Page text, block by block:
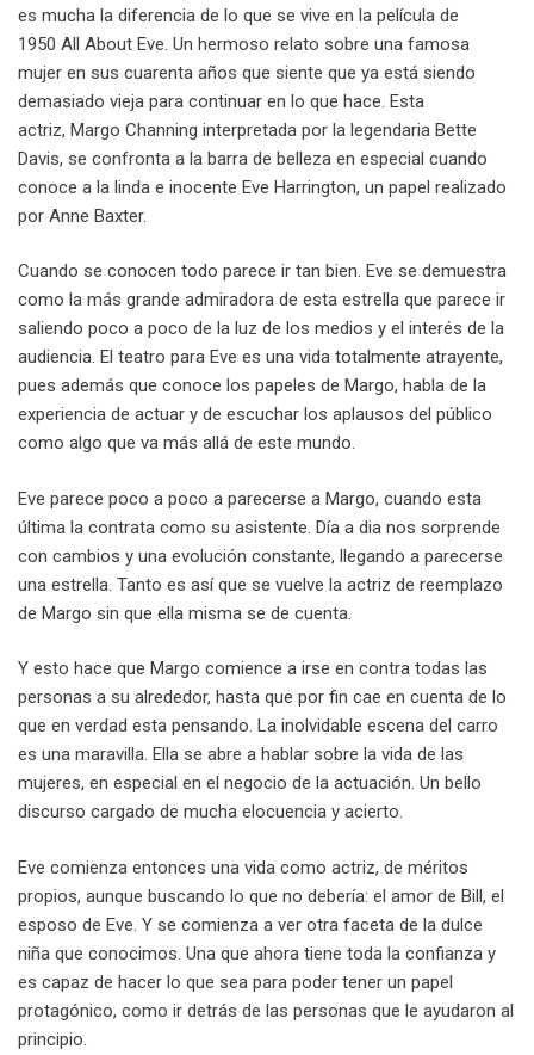
es mucha la diferencia de lo que se vive en la película de
1950 All About Eve. Un hermoso relato sobre una famosa
mujer en sus cuarenta años que siente que ya está siendo
demasiado vieja para continuar en lo que hace. Esta
actriz, Margo Channing interpretada por la legendaria Bette
Davis, se confronta a la barra de belleza en especial cuando
conoce a la linda e inocente Eve Harrington, un papel realizado
por Anne Baxter.
Cuando se conocen todo parece ir tan bien. Eve se demuestra
como la más grande admiradora de esta estrella que parece ir
saliendo poco a poco de la luz de los medios y el interés de la
audiencia. El teatro para Eve es una vida totalmente atrayente,
pues además que conoce los papeles de Margo, habla de la
experiencia de actuar y de escuchar los aplausos del público
como algo que va más allá de este mundo.
Eve parece poco a poco a parecerse a Margo, cuando esta
última la contrata como su asistente. Día a dia nos sorprende
con cambios y una evolución constante, llegando a parecerse
una estrella. Tanto es así que se vuelve la actriz de reemplazo
de Margo sin que ella misma se de cuenta.
Y esto hace que Margo comience a irse en contra todas las
personas a su alrededor, hasta que por fin cae en cuenta de lo
que en verdad esta pensando. La inolvidable escena del carro
es una maravilla. Ella se abre a hablar sobre la vida de las
mujeres, en especial en el negocio de la actuación. Un bello
discurso cargado de mucha elocuencia y acierto.
Eve comienza entonces una vida como actriz, de méritos
propios, aunque buscando lo que no debería: el amor de Bill, el
esposo de Eve. Y se comienza a ver otra faceta de la dulce
niña que conocimos. Una que ahora tiene toda la confianza y
es capaz de hacer lo que sea para poder tener un papel
protagónico, como ir detrás de las personas que le ayudaron al
principio.